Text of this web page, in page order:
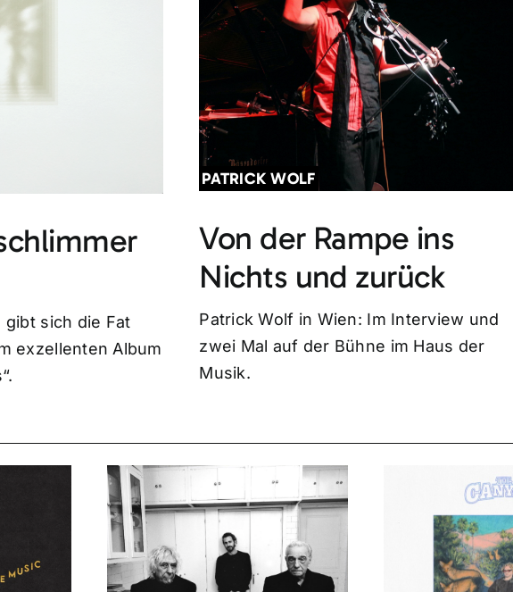
sich die Fat
exzellenten Album
PATRICK WOLF
Von der Rampe ins
Nichts und zurück
Patrick Wolf in Wien: Im Interview und
zwei Mal auf der Bühne im Haus der
Musik.